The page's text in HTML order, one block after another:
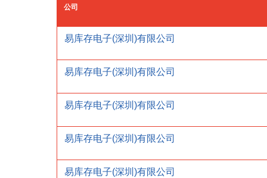
公司
易库存电子(深圳)有限公司
易库存电子(深圳)有限公司
易库存电子(深圳)有限公司
易库存电子(深圳)有限公司
易库存电子(深圳)有限公司